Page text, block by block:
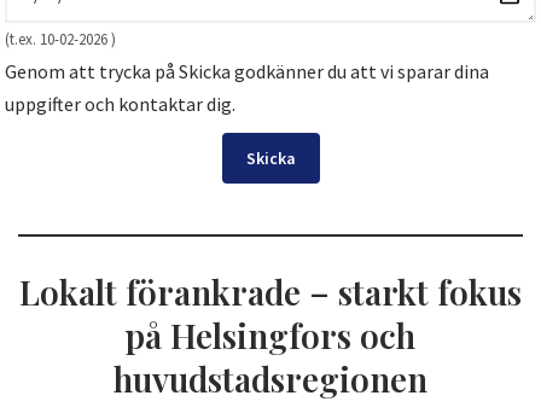
(t.ex. 10-02-2026 )
Genom att trycka på Skicka godkänner du att vi sparar dina
uppgifter och kontaktar dig.
Skicka
Lokalt förankrade – starkt fokus
på Helsingfors och
huvudstadsregionen